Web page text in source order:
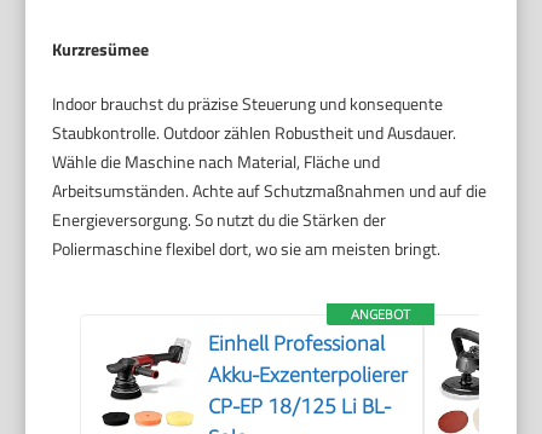
Kurzresümee
Indoor brauchst du präzise Steuerung und konsequente
Staubkontrolle. Outdoor zählen Robustheit und Ausdauer.
Wähle die Maschine nach Material, Fläche und
Arbeitsumständen. Achte auf Schutzmaßnahmen und auf die
Energieversorgung. So nutzt du die Stärken der
Poliermaschine flexibel dort, wo sie am meisten bringt.
ANGEBOT
Einhell Professional
Akku-Exzenterpolierer
CP-EP 18/125 Li BL-